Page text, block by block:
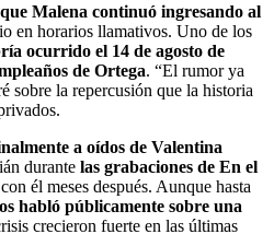
Malena continuó ingresando al
en horarios llamativos. Uno de los
ocurrido el 14 de agosto de
de Ortega. “El rumor ya
sobre la repercusión que la historia
a oídos de Valentina
durante las grabaciones de En el
él meses después. Aunque hasta
habló públicamente sobre una
crecieron fuerte en las últimas